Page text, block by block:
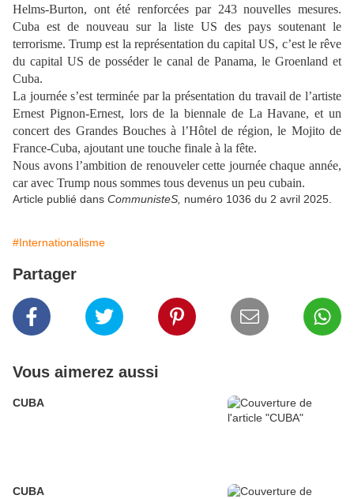
Helms-Burton, ont été renforcées par 243 nouvelles mesures.
Cuba est de nouveau sur la liste US des pays soutenant le
terrorisme. Trump est la représentation du capital US, c’est le rêve
du capital US de posséder le canal de Panama, le Groenland et
Cuba.
La journée s’est terminée par la présentation du travail de l’artiste
Ernest Pignon-Ernest, lors de la biennale de La Havane, et un
concert des Grandes Bouches à l’Hôtel de région, le Mojito de
France-Cuba, ajoutant une touche finale à la fête.
Nous avons l’ambition de renouveler cette journée chaque année,
car avec Trump nous sommes tous devenus un peu cubain.
Article publié dans CommunisteS, numéro 1036 du 2 avril 2025.
#Internationalisme
Partager
Vous aimerez aussi
CUBA
CUBA